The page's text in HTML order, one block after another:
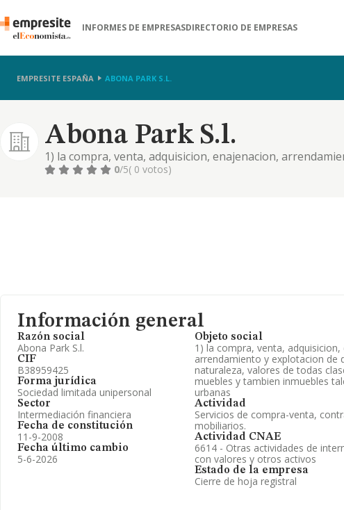
INFORMES DE EMPRESASDIRECTORIO DE EMPRESAS
EMPRESITE ESPAÑA ABONA PARK S.L.
Abona Park S.l.
1) la compra, venta, adquisicion, enajenacion,
naturaleza, valores de todas clases, asi como de bienes
0/5( 0 votos)
Información general
Razón social
Abona Park S.l.
CIF
B38959425
Forma jurídica
Sociedad limitada unipersonal
Sector
Intermediación financiera
Fecha de constitución
11-9-2008
Fecha último cambio
5-6-2026
Objeto social
1) la compra, venta, adquisicion,
arrendamiento y explotacion de
naturaleza, valores de todas
muebles y tambien inmuebles
urbanas
Actividad
Servicios de compra-venta,
mobiliarios.
Actividad CNAE
6614 - Otras actividades de
con valores y otros activos
Estado de la empresa
Cierre de hoja registral